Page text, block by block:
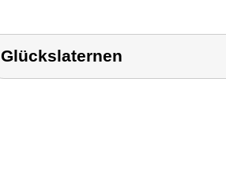
Glückslaternen